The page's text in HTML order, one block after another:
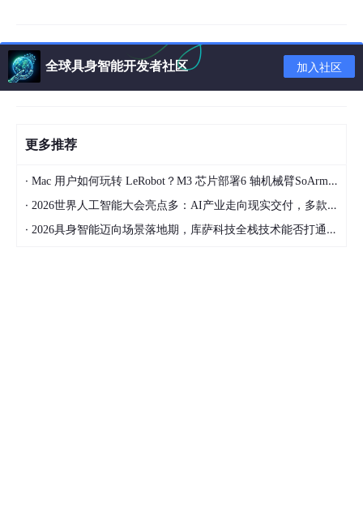
全球具身智能开发者社区 加入社区
更多推荐
· Mac 用户如何玩转 LeRobot？M3 芯片部署6 轴机械臂SoArm101经验总结 第3篇
· 2026世界人工智能大会亮点多：AI产业走向现实交付，多款创新产品亮相！
· 2026具身智能迈向场景落地期，库萨科技全栈技术能否打通城市服务机器人规模化之路？